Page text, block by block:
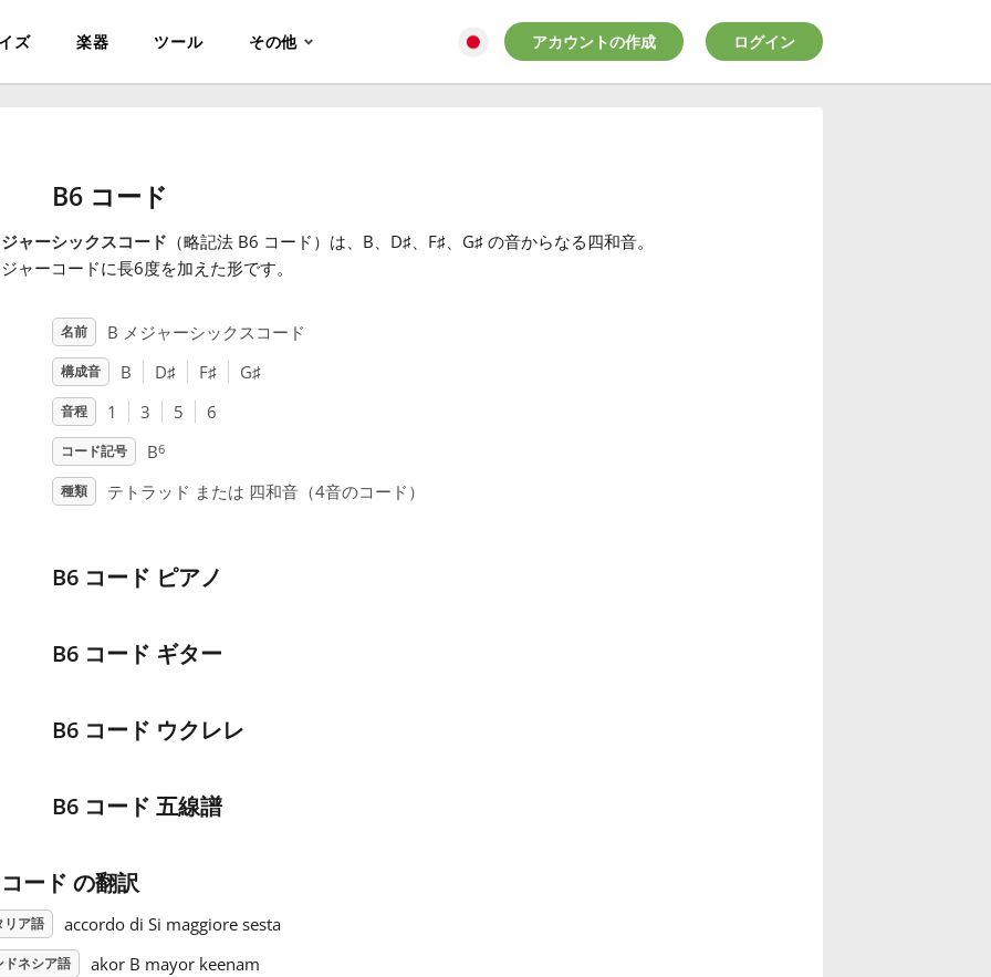
ズ 楽器 ツール その他 アカウントの作成 ログイン
B6 コード
ャーシックスコード （略記法 B6 コード）は、B、D♯、F♯、G♯の音からなる四和音。
ャーコードに長6度を加えた形です。
名前 B メジャーシックスコード
構成音 B D♯ F♯ G♯
音程 1 3 5 6
コード記号 B6
種類 テトラッド または 四和音（4音のコード）
B6 コード ピアノ
B6 コード ギター
B6 コード ウクレレ
B6 コード 五線譜
ード の翻訳
リア語 accordo di Si maggiore sesta
ドネシア語 akor B mayor keenam